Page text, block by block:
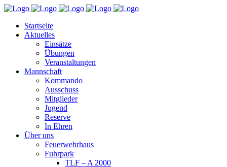
Startseite
Aktuelles
Einsätze
Übungen
Veranstaltungen
Mannschaft
Kommando
Ausschuss
Mitglieder
Jugend
Reserve
In Ehren
Über uns
Feuerwehrhaus
Fuhrpark
TLF – A 2000